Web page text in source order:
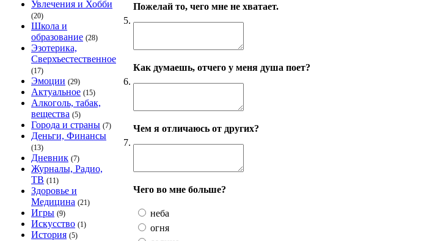
Увлечения и Хобби
(20)
Школа и
образование (28)
Эзотерика,
Сверхъестественное
(17)
Эмоции (29)
Актуальное (15)
Алкоголь, табак,
вещества (5)
Города и страны (7)
Деньги, Финансы
(13)
Дневник (7)
Журналы, Радио,
ТВ (11)
Здоровье и
Медицина (21)
Игры (9)
Искусство (1)
История (5)
5.
Пожелай то, чего мне не хватает.
6.
Как думаешь, отчего у меня душа поет?
7.
Чем я отличаюсь от других?
Чего во мне больше?
неба
огня